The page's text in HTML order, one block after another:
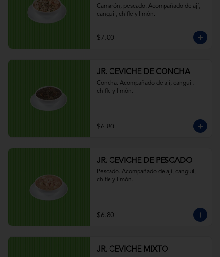
Camarón, pescado. Acompañado de ají,
canguil, chifle y limón.
$7.00
JR. CEVICHE DE CONCHA
Concha. Acompañado de ají, canguil,
chifle y limón.
$6.80
JR. CEVICHE DE PESCADO
Pescado. Acompañado de ají, canguil,
chifle y limón.
$6.80
JR. CEVICHE MIXTO